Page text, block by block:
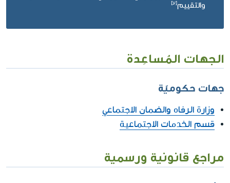
والتقييم
الجهات المُساعِدة
جهات حكوميّة
وزارة الرفاه والضمان الاجتماعي
قسم الخدمات الاجتماعية
مراجع قانونية ورسمية